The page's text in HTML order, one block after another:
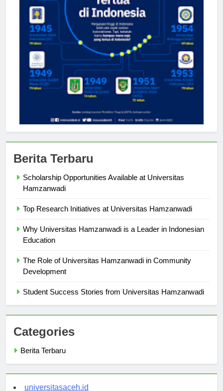
Berita Terbaru
Scholarship Opportunities Available at Universitas
Why Universitas Hamzanwadi is a Leader in Indonesian
The Role of Universitas Hamzanwadi in Community
Categories